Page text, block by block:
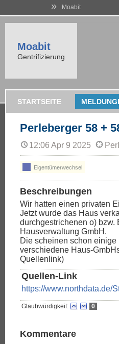
» Moabit
Moabit
Gentrifizierung
STARTSEITE
Perleberger 58 +
12:06 Apr 9 2025
Eigentümerwechsel
Beschreibungen
Wir hatten einen privaten
Jetzt wurde das Haus
durchgestrichenen o) bzw.
Hausverwaltung GmbH.
Die scheinen schon
verschiedene Haus-
Quellenlink)
Quellen-Link
https://www.northdata.de/
Glaubwürdigkeit: 0
Kommentare